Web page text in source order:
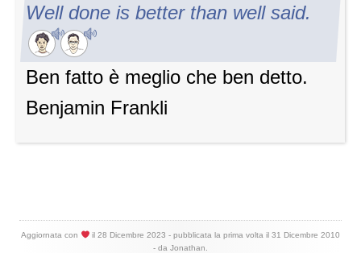
Well done is better than well said.
Ben fatto è meglio che ben detto.
Benjamin Frankli
Aggiornata con il28 Dicembre 2023 - pubblicata la prima volta il31 Dicembre 2010
- da Jonathan